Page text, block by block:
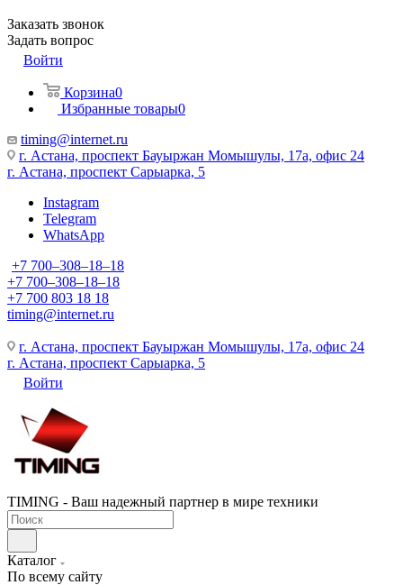
Заказать звонок
Задать вопрос
Войти
Корзина0
Избранные товары0
timing@internet.ru
г. Астана, проспект Бауыржан Момышулы, 17а, офис 24
г. Астана, проспект Сарыарка, 5
Instagram
Telegram
WhatsApp
+7 700‒308‒18‒18
+7 700‒308‒18‒18
+7 700 803 18 18
timing@internet.ru
г. Астана, проспект Бауыржан Момышулы, 17а, офис 24
г. Астана, проспект Сарыарка, 5
Войти
TIMING - Ваш надежный партнер в мире техники
Каталог
По всему сайту